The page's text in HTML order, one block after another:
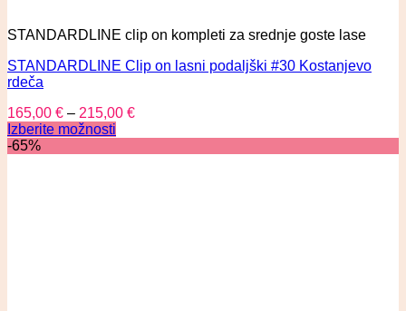
STANDARDLINE clip on kompleti za srednje goste lase
STANDARDLINE Clip on lasni podaljški #30 Kostanjevo
rdeča
165,00 € – 215,00 €
Izberite možnosti
-65%